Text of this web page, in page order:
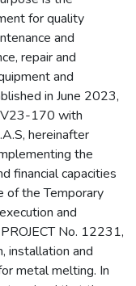
for quality
and
repair and
and
in June 2023,
170 with
hereinafter
the
financial capacities
of the Temporary
and
No. 12231,
installation and
metal melting. In